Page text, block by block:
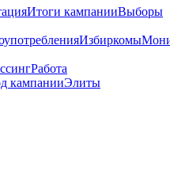
Итоги кампанииВыборы
Избиркомы
Работа
кампанииЭлиты